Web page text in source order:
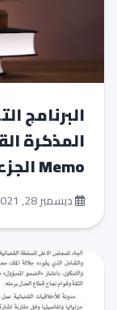
البرنامج
Memo الجزء الأول: المقدمة
ديسمبر 28, 2021